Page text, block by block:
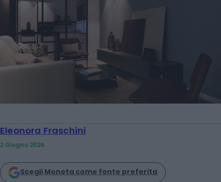
Eleonora Fraschini
2 Giugno 2026
Scegli Moneta come fonte preferita